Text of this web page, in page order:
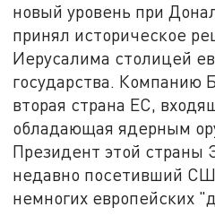
новый уровень при
принял историческое
Иерусалима столицей
государства. Компанию
вторая страна ЕС,
обладающая ядерным
Президент этой страны
недавно посетивший
немногих европейских